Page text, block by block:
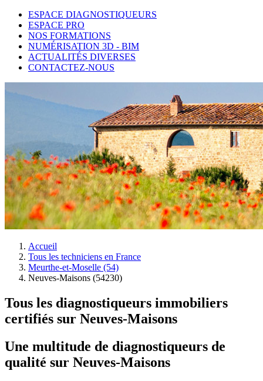
ESPACE DIAGNOSTIQUEURS
ESPACE PRO
NOS FORMATIONS
NUMÉRISATION 3D - BIM
ACTUALITÉS DIVERSES
CONTACTEZ-NOUS
Accueil
Tous les techniciens en France
Meurthe-et-Moselle (54)
Neuves-Maisons (54230)
Tous les diagnostiqueurs immobiliers
certifiés sur Neuves-Maisons
Une multitude de diagnostiqueurs de
qualité sur Neuves-Maisons